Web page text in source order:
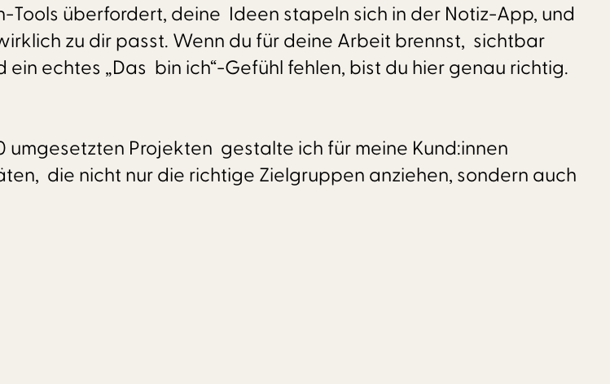
Tools überfordert, deine Ideen stapeln sich in der Notiz-App, und
zu dir passt. Wenn du für deine Arbeit brennst, sichtbar
echtes „Das bin ich“-Gefühl fehlen, bist du hier genau richtig.
umgesetzten Projekten gestalte ich für meine Kund:innen
die nicht nur die richtige Zielgruppen anziehen, sondern auch